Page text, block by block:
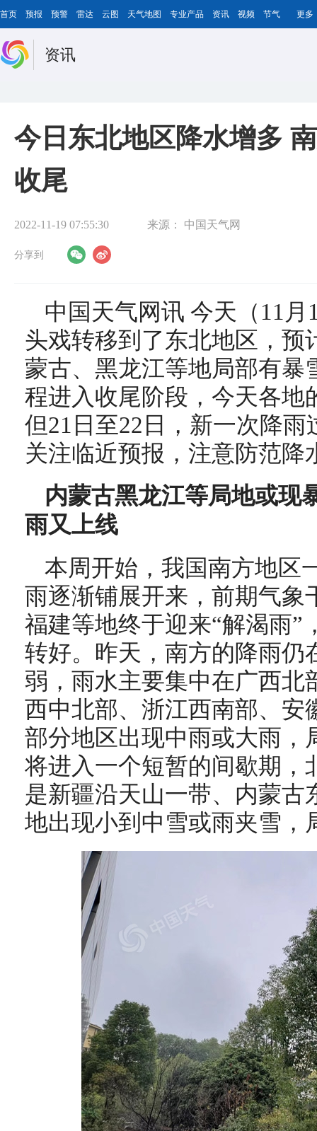
首页 预报 预警 雷达 云图 天气地图 专业产品 资讯 视频 节气 更多
资讯
今日东北地区降水增多
收尾
2022-11-19 07:55:30 来源： 中国天气网
分享到
中国天气网讯 今天（11
头戏转移到了东北地区，预
蒙古、黑龙江等地局部有暴
程进入收尾阶段，今天各地
但21日至22日，新一次降
关注临近预报，注意防范降
内蒙古黑龙江等局地或现
雨又上线
本周开始，我国南方地区
雨逐渐铺展开来，前期气象
福建等地终于迎来“解渴雨”
转好。昨天，南方的降雨仍
弱，雨水主要集中在广西北
西中北部、浙江西南部、安
部分地区出现中雨或大雨，
将进入一个短暂的间歇期，
是新疆沿天山一带、内蒙古
地出现小到中雪或雨夹雪，